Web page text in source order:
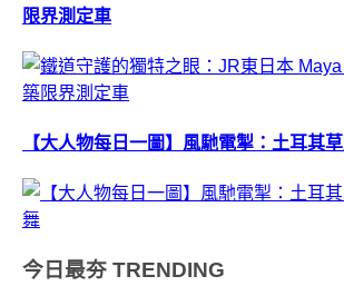
限界測定車
【大人物每日一圖】風馳電掣：土耳其
今日最夯 TRENDING